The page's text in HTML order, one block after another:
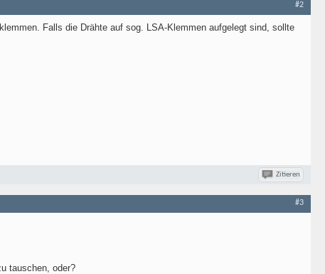
#2
Falls die Drähte auf sog. LSA-Klemmen aufgelegt sind, sollte
Zitieren
#3
tauschen, oder?